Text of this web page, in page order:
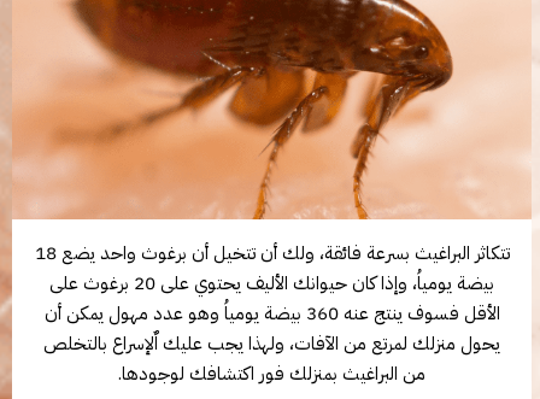
تتكاثر البراغيث بسرعة فائقة، ولك أن تتخيل أن برغوث واحد يضع 18
بيضة يومياُ، وإذا كان حيوانك الأليف يحتوي على 20 برغوث على
الأقل فسوف ينتج عنه 360 بيضة يومياُ وهو عدد مهول يمكن أن
يحول منزلك لمرتع من الآفات، ولهذا يجب عليك اٌلإسراع بالتخلص
من البراغيث بمنزلك فور اكتشافك لوجودها.